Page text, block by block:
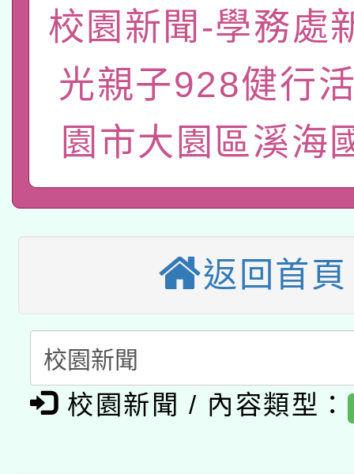
年度健康促進學校輔導
業成長研習」實施計畫
原住民族教育政策研討
族教育國際趨勢與發展
轉知教育部國民及學前
新北市政府教育局辦理
師專業成長研習實施計
方素養工作坊新北場」
函轉國立臺灣師範大學
族語言臺北學習中心
「族語學習班」招生簡
轉知有關國立成功大學
文教學共融平台-教案
件」活動簡章
教育部國民及學前教
年度COVID-19疫苗接
接種之民眾」措施，
月28日止
管道加強宣導
115年8月22日(星期六
桃園市孔廟祈福系列
2026年桃園地景藝術
「2026桃園藝術巡演
關事宜
轉知教育部國民及學前
國立臺灣師範大學辦理
年度健康促進學校輔導
函轉國家教育研究院中
原住民族教育政策研討
轉知教育部國民及學前
校園新聞-學務處
光親子928健行
園市大園區溪海
返回首頁
校園新聞 / 內容類型：